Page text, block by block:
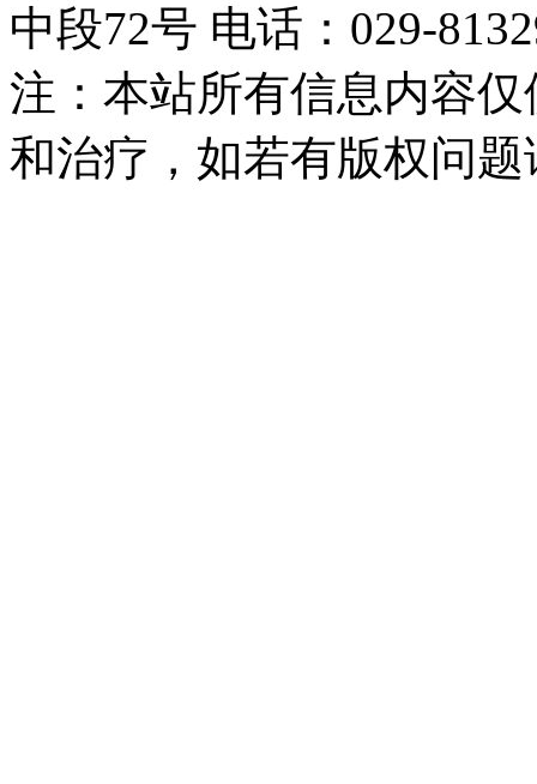
中段72号 电话：029-
注：本站所有信息内容
和治疗，如若有版权问